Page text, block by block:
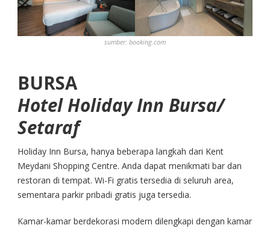
sumber: booking.com
BURSA
Hotel Holiday Inn Bursa/
Setaraf
Holiday Inn Bursa, hanya beberapa langkah dari Kent
Meydani Shopping Centre. Anda dapat menikmati bar dan
restoran di tempat. Wi-Fi gratis tersedia di seluruh area,
sementara parkir pribadi gratis juga tersedia.
Kamar-kamar berdekorasi modern dilengkapi dengan kamar